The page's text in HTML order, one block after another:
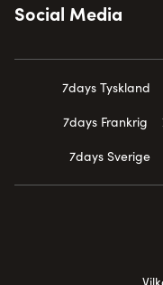
Social Media
7days Tyskland
7days Frankrig
7days Sverige